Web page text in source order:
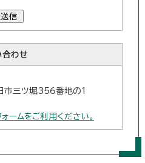
送信
合わせ
三ツ堀356番地の1
ームをご利用ください。